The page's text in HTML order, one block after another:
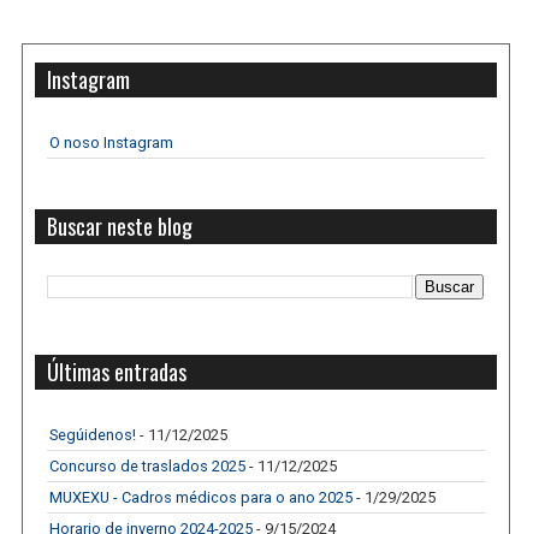
Instagram
O noso Instagram
Buscar neste blog
Últimas entradas
Segúidenos! - 11/12/2025
Concurso de traslados 2025 - 11/12/2025
MUXEXU - Cadros médicos para o ano 2025 - 1/29/2025
Horario de inverno 2024-2025 - 9/15/2024